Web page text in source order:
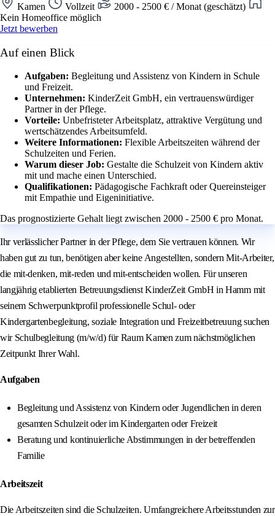
Kamen Vollzeit
2000 - 2500 € / Monat (geschätzt)
Kein Homeoffice möglich
Jetzt bewerben
Auf einen Blick
Aufgaben: Begleitung und Assistenz von Kindern in Schule
und Freizeit.
Unternehmen: KinderZeit GmbH, ein vertrauenswürdiger
Partner in der Pflege.
Vorteile: Unbefristeter Arbeitsplatz, attraktive Vergütung und
wertschätzendes Arbeitsumfeld.
Weitere Informationen: Flexible Arbeitszeiten während der
Schulzeiten und Ferien.
Warum dieser Job: Gestalte die Schulzeit von Kindern aktiv
mit und mache einen Unterschied.
Qualifikationen: Pädagogische Fachkraft oder Quereinsteiger
mit Empathie und Eigeninitiative.
Das prognostizierte Gehalt liegt zwischen 2000 - 2500 € pro Monat.
Ihr verlässlicher Partner in der Pflege, dem Sie vertrauen können. Wir
haben gut zu tun, benötigen aber keine Angestellten, sondern Mit-Arbeiter,
die mit-denken, mit-reden und mit-entscheiden wollen. Für unseren
langjährig etablierten Betreuungsdienst KinderZeit GmbH in Hamm mit
seinem Schwerpunktprofil professionelle Schul- oder
Kindergartenbegleitung, soziale Integration und Freizeitbetreuung suchen
wir Schulbegleitung (m/w/d) für Raum Kamen zum nächstmöglichen
Zeitpunkt Ihrer Wahl.
Aufgaben
Begleitung und Assistenz von Kindern oder Jugendlichen in deren
gesamten Schulzeit oder im Kindergarten oder Freizeit
Beratung und kontinuierliche Abstimmungen in der betreffenden
Familie
Arbeitszeit
Die Arbeitszeiten sind die Schulzeiten. Umfangreichere Arbeitsstunden zur